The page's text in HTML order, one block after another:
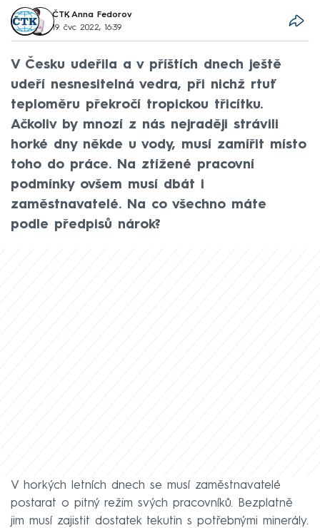
ČTK, Anna Fedorov
19. čvc 2022, 16:39
V Česku udeřila a v příštích dnech ještě
udeří nesnesitelná vedra, při nichž rtuť
teploměru překročí tropickou třicítku.
Ačkoliv by mnozí z nás nejraději strávili
horké dny někde u vody, musí zamířit místo
toho do práce. Na ztížené pracovní
podmínky ovšem musí dbát i
zaměstnavatelé. Na co všechno máte
podle předpisů nárok?
V horkých letních dnech se musí zaměstnavatelé
postarat o pitný režim svých pracovníků. Bezplatně
jim musí zajistit dostatek tekutin s potřebnými minerály.